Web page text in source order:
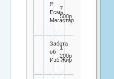
Я
Есмь
Мегастар
7
500р
Забота
об
Изб.Жир
1
200р